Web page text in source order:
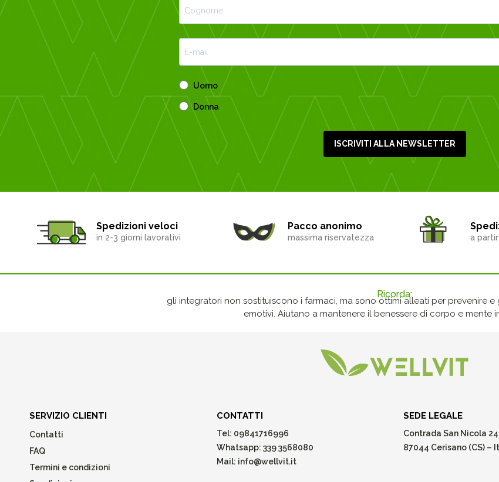
Uomo
Donna
ISCRIVITI ALLA NEWSLETTER
Spedizioni veloci
in 2-3 giorni lavorativi
Pacco anonimo
massima riservatezza a
Ricorda:
gli integratori non sostituiscono i farmaci, ma sono ottimi alleati per prevenire
emotivi. Aiutano a mantenere il benessere di corpo e mente
SERVIZIO CLIENTI
Contatti
FAQ
Termini e condizioni
CONTATTI
Tel: 09841716996
Whatsapp: 339 3568080
Mail: info@wellvit.it
SEDE LEGALE
Contrada San Nicola 24
87044 Cerisano (CS) –